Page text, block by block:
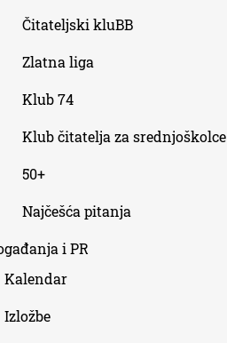
Čitateljski kluBB
Zlatna liga
Klub 74
Klub čitatelja za srednjoškolce
50+
Najčešća pitanja
i PR
Kalendar
Izložbe